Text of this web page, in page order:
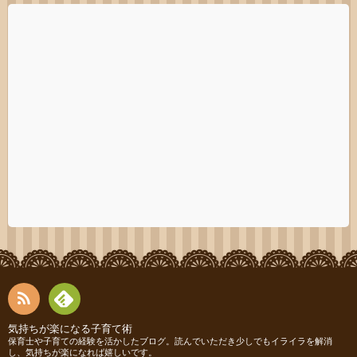
RSS
Fee
気持ちが楽になる子育て術
保育士や子育ての経験を活かしたブログ。読んでいただき少しでもイライラを解消
し、気持ちが楽になれば嬉しいです。